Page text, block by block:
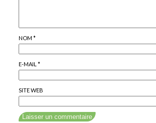
NOM *
E-MAIL *
SITE WEB